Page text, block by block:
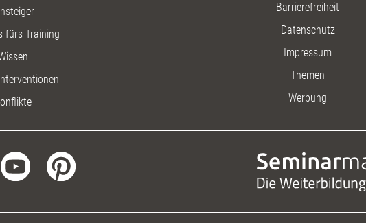
fürs Training
Barrierefreiheit
Datenschutz
Impressum
Themen
Werbung